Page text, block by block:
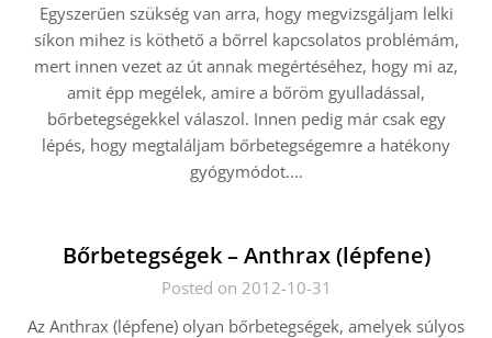
Egyszerűen szükség van arra, hogy megvizsgáljam lelki
síkon mihez is köthető a bőrrel kapcsolatos problémám,
mert innen vezet az út annak megértéséhez, hogy mi az,
amit épp megélek, amire a bőröm gyulladással,
bőrbetegségekkel válaszol. Innen pedig már csak egy
lépés, hogy megtaláljam bőrbetegségemre a hatékony
gyógymódot.…
Bőrbetegségek – Anthrax (lépfene)
Posted on 2012-10-31
Az Anthrax (lépfene) olyan bőrbetegségek, amelyek súlyos